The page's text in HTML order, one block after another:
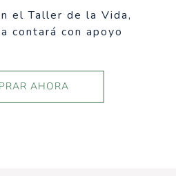
el Taller de la Vida,
contará con apoyo
AHORA